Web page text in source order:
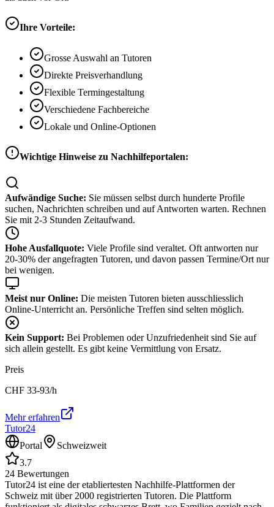
Ihre Vorteile:
Grosse Auswahl an Tutoren
Direkte Preisverhandlung
Flexible Termingestaltung
Verschiedene Fachbereiche
Lokale und Online-Optionen
Wichtige Hinweise zu Nachhilfeportalen:
Aufwändige Suche: Sie müssen selbst durch hunderte Profile
suchen, Nachrichten schreiben und auf Antworten warten. Rechnen
Sie mit 2-3 Stunden Zeitaufwand.
Hohe Ausfallquote: Viele Profile sind veraltet. Oft antworten nur
20-30% der angefragten Tutoren, und davon passen Termine/Ort nur
bei wenigen.
Meist nur Online: Die meisten Tutoren bieten ausschliesslich
Online-Unterricht an. Persönliche Treffen sind selten möglich.
Kein Support: Bei Problemen oder Unzufriedenheit sind Sie auf
sich allein gestellt. Es gibt keine Vermittlung von Ersatz.
Preis
CHF 33-93/h
Mehr erfahren
Tutor24
Portal
Schweizweit
3.7
24 Bewertungen
Tutor24 ist eine der etabliertesten Nachhilfe-Plattformen der
Schweiz mit über 2000 registrierten Tutoren. Die Plattform